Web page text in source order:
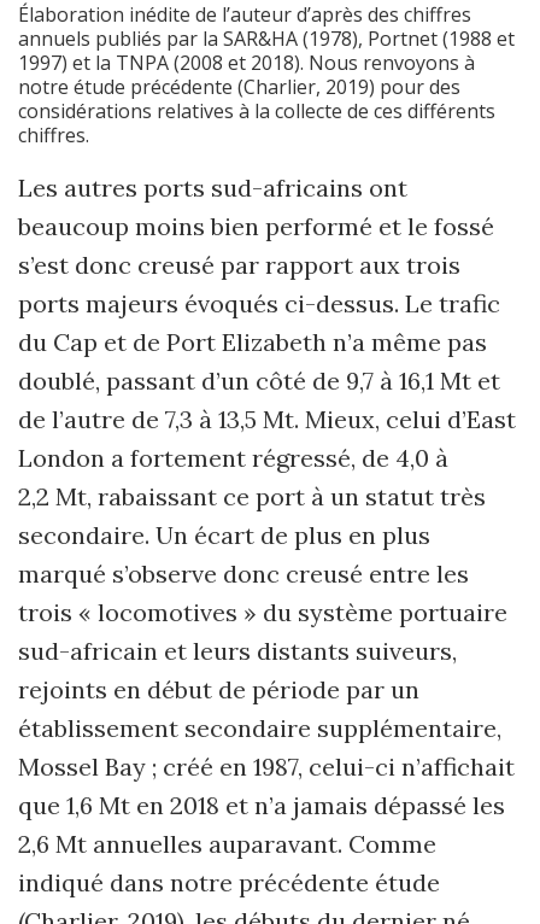
Élaboration inédite de l’auteur d’après des chiffres
annuels publiés par la SAR&HA (1978), Portnet (1988 et
1997) et la TNPA (2008 et 2018). Nous renvoyons à
notre étude précédente (Charlier, 2019) pour des
considérations relatives à la collecte de ces différents
chiffres.
Les autres ports sud-africains ont
beaucoup moins bien performé et le fossé
s’est donc creusé par rapport aux trois
ports majeurs évoqués ci-dessus. Le trafic
du Cap et de Port Elizabeth n’a même pas
doublé, passant d’un côté de 9,7 à 16,1 Mt et
de l’autre de 7,3 à 13,5 Mt. Mieux, celui d’East
London a fortement régressé, de 4,0 à
2,2 Mt, rabaissant ce port à un statut très
secondaire. Un écart de plus en plus
marqué s’observe donc creusé entre les
trois « locomotives » du système portuaire
sud-africain et leurs distants suiveurs,
rejoints en début de période par un
établissement secondaire supplémentaire,
Mossel Bay ; créé en 1987, celui-ci n’affichait
que 1,6 Mt en 2018 et n’a jamais dépassé les
2,6 Mt annuelles auparavant. Comme
indiqué dans notre précédente étude